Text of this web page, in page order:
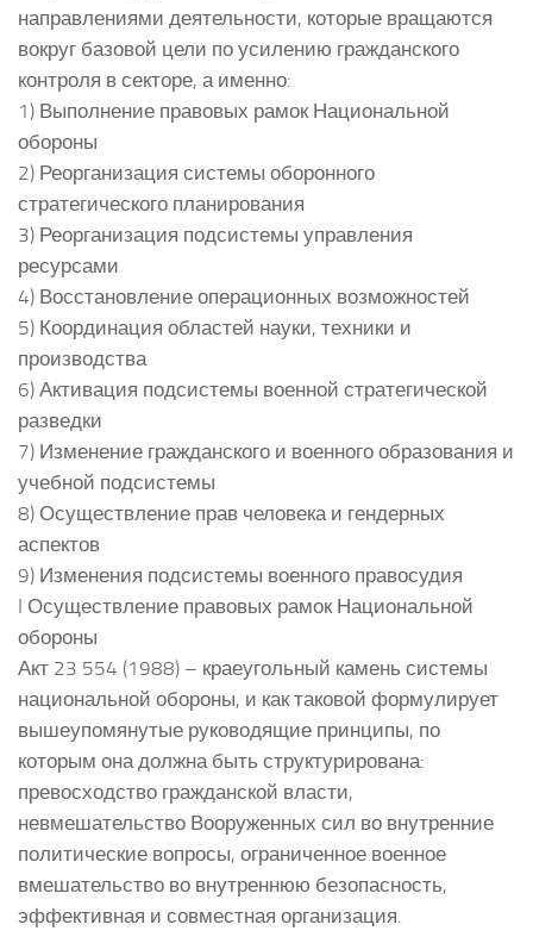
направлениями деятельности, которые вращаются
вокруг базовой цели по усилению гражданского
контроля в секторе, а именно:
1) Выполнение правовых рамок Национальной
обороны
2) Реорганизация системы оборонного
стратегического планирования
3) Реорганизация подсистемы управления
ресурсами
4) Восстановление операционных возможностей
5) Координация областей науки, техники и
производства
6) Активация подсистемы военной стратегической
разведки
7) Изменение гражданского и военного образования и
учебной подсистемы
8) Осуществление прав человека и гендерных
аспектов
9) Изменения подсистемы военного правосудия
I Осуществление правовых рамок Национальной
обороны
Акт 23 554 (1988) – краеугольный камень системы
национальной обороны, и как таковой формулирует
вышеупомянутые руководящие принципы, по
которым она должна быть структурирована:
превосходство гражданской власти,
невмешательство Вооруженных сил во внутренние
политические вопросы, ограниченное военное
вмешательство во внутреннюю безопасность,
эффективная и совместная организация.